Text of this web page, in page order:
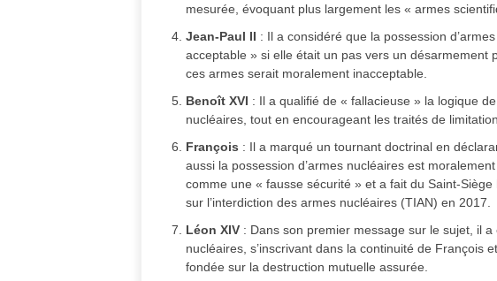
mesurée, évoquant plus largement les « armes
Jean-Paul II : Il a considéré que la possession
acceptable » si elle était un pas vers un désarmement
ces armes serait moralement inacceptable.
Benoît XVI : Il a qualifié de « fallacieuse » la logique
nucléaires, tout en encourageant les traités de limitation.
François : Il a marqué un tournant doctrinal en
aussi la possession d’armes nucléaires est
comme une « fausse sécurité » et a fait du Saint-
sur l’interdiction des armes nucléaires (TIAN) en 2017.
Léon XIV : Dans son premier message sur le sujet, il
nucléaires, s’inscrivant dans la continuité de François
fondée sur la destruction mutuelle assurée.